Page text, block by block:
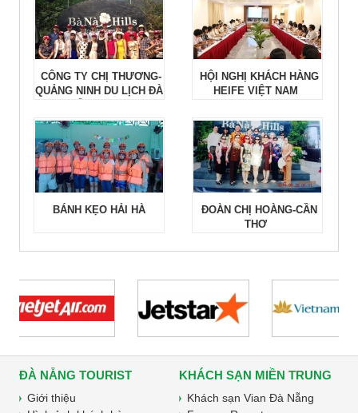
CÔNG TY CHỊ THƯƠNG-
QUẢNG NINH DU LỊCH ĐÀ
HỘI NGHỊ KHÁCH HÀNG
HEIFE VIỆT NAM
BÁNH KẸO HẢI HÀ
ĐOÀN CHỊ HOÀNG-CẦN
THƠ
ĐÀ NẴNG TOURIST
Giới thiệu
KHÁCH SẠN MIỀN TRUNG
Khách sạn Vian Đà Nẵng